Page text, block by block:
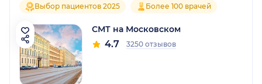
Выбор пациентов 2025 Более 100 врачей
СМТ на Московском
4.7 3250 отзывов